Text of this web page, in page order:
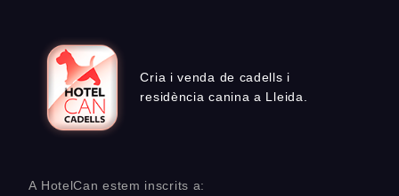
Cria i venda de cadells i
residència canina a Lleida.
A HotelCan estem inscrits a: